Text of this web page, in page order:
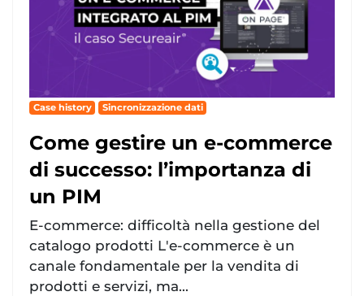
Case history Sincronizzazione dati
Come gestire un e-commerce
di successo: l’importanza di
un PIM
E-commerce: difficoltà nella gestione del
catalogo prodotti L'e-commerce è un
canale fondamentale per la vendita di
prodotti e servizi, ma...